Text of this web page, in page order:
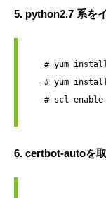
5. python2.7 系を
# yum
# yum
# scl
6. certbot-autoを取